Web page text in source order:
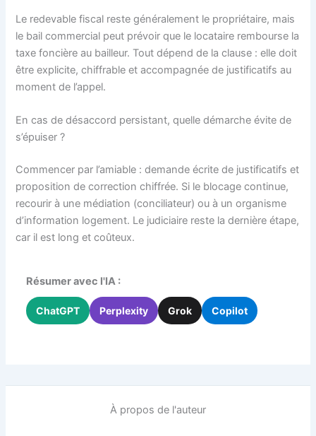
Le redevable fiscal reste généralement le propriétaire, mais
le bail commercial peut prévoir que le locataire rembourse la
taxe foncière au bailleur. Tout dépend de la clause : elle doit
être explicite, chiffrable et accompagnée de justificatifs au
moment de l’appel.
En cas de désaccord persistant, quelle démarche évite de
s’épuiser ?
Commencer par l’amiable : demande écrite de justificatifs et
proposition de correction chiffrée. Si le blocage continue,
recourir à une médiation (conciliateur) ou à un organisme
d’information logement. Le judiciaire reste la dernière étape,
car il est long et coûteux.
Résumer avec l'IA :
ChatGPT Perplexity Grok Copilot
À propos de l'auteur